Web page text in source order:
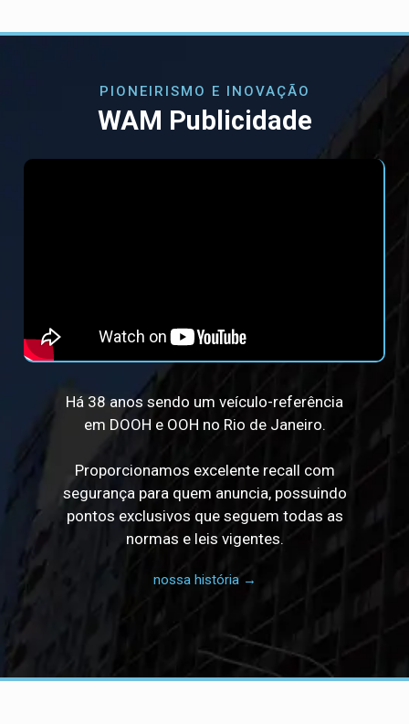
PIONEIRISMO E INOVAÇÃO
WAM Publicidade
Há 38 anos sendo um veículo-referência
em DOOH e OOH no Rio de Janeiro.
Proporcionamos excelente recall com
segurança para quem anuncia, possuindo
pontos exclusivos que seguem todas as
normas e leis vigentes.
nossa história →